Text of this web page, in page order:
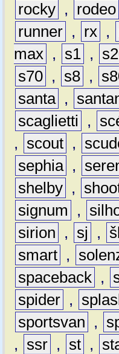
rocky , rodeo
runner , rx ,
max , s1 ,
s70 , s8 ,
santa ,
scaglietti
,
,
scout ,
sephia ,
shelby ,
signum
,
sirion
, sj ,
smart ,
spaceback ,
spider ,
sportsvan
,
,
ssr , st ,